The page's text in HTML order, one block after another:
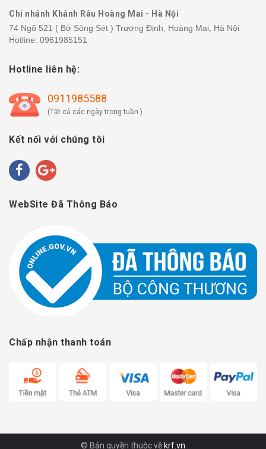
Chi nhánh Khánh Râu Hoàng Mai - Hà Nội
74 Ngõ 521 ( Bờ Sông Sét ) Trương Định, Hoàng Mai, Hà Nội
Hotline: 0961985151
Hotline liên hệ:
0911985588
(Tất cả các ngày trong tuần )
Kết nối với chúng tôi
WebSite Đã Thông Báo
Chấp nhận thanh toán
© Bản quyền thuộc về krf.vn